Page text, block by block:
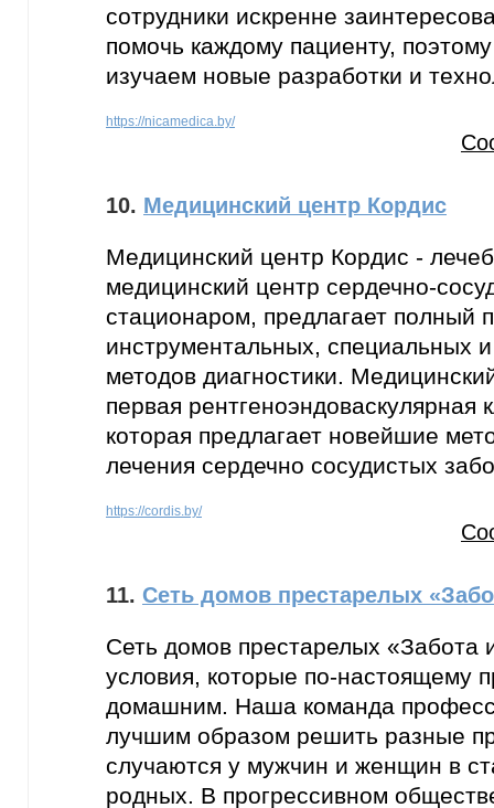
сотрудники искренне
помочь каждому пациенту,
изучаем новые разработки и
https://nicamedica.by/
10. Медицинский центр Кордис
Медицинский центр Кордис -
медицинский центр сердечно-
стационаром, предлагает полный
инструментальных, специальных
методов диагностики.
первая рентгеноэндоваскулярная
которая предлагает новейшие
лечения сердечно сосудистых
https://cordis.by/
11. Сеть домов престарелых
Сеть домов престарелых «Забота
условия, которые по-настоящему
домашним. Наша команда
лучшим образом решить разные
случаются у мужчин и женщин в
родных. В прогрессивном